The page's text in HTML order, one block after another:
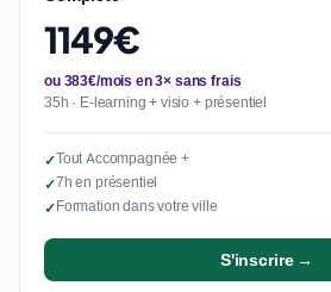
1149€
ou 383€/mois en 3× sans frais
35h · E-learning + visio + présentiel
✓Tout Accompagnée +
✓7h en présentiel
✓Formation dans votre ville
S'inscrire →